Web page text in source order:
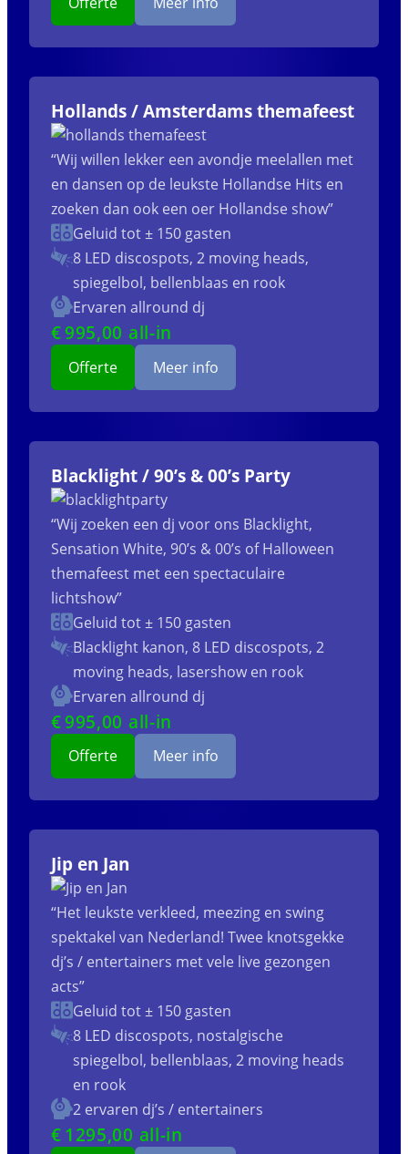
Hollands / Amsterdams themafeest
“Wij willen lekker een avondje meelallen met
en dansen op de leukste Hollandse Hits en
zoeken dan ook een oer Hollandse show”
Geluid tot ± 150 gasten
8 LED discospots, 2 moving heads,
spiegelbol, bellenblaas en rook
Ervaren allround dj
€995,00 all-in
Offerte Meer info
Blacklight / 90’s & 00’s Party
“Wij zoeken een dj voor ons Blacklight,
Sensation White, 90’s & 00’s of Halloween
themafeest met een spectaculaire
lichtshow”
Geluid tot ± 150 gasten
Blacklight kanon, 8 LED discospots, 2
moving heads, lasershow en rook
Ervaren allround dj
€995,00 all-in
Offerte Meer info
Jip en Jan
“Het leukste verkleed, meezing en swing
spektakel van Nederland! Twee knotsgekke
dj’s / entertainers met vele live gezongen
acts”
Geluid tot ± 150 gasten
8 LED discospots, nostalgische
spiegelbol, bellenblaas, 2 moving heads
en rook
2 ervaren dj’s / entertainers
€ 1295,00 all-in